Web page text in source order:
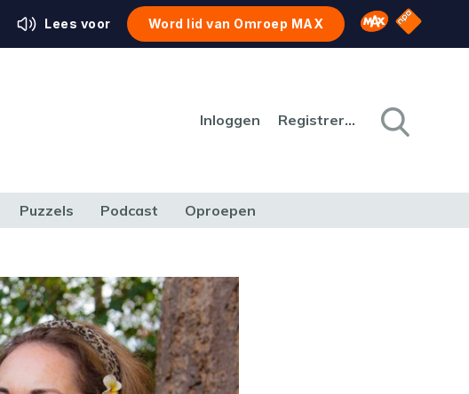
Lees voor Word lid van Omroep MAX Omroep MAX
NPO
Inloggen Registreren
Puzzels Podcast Oproepen